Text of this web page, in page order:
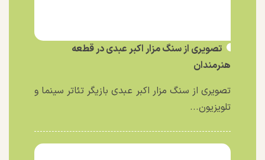
تصویری از سنگ مزار اکبر عبدی در قطعه
هنرمندان
تصویری از سنگ مزار اکبر عبدی بازیگر تئاتر سینما و
تلویزیون...